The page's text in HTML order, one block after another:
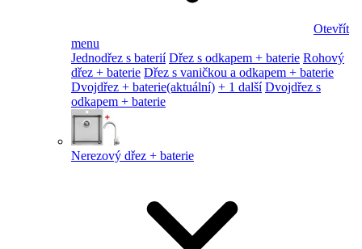
Otevřít
menu
Jednodřez s baterií Dřez s odkapem + baterie Rohový
dřez + baterie Dřez s vaničkou a odkapem + baterie
Dvojdřez + baterie(aktuální) + 1 další Dvojdřez s
odkapem + baterie
Nerezový dřez + baterie